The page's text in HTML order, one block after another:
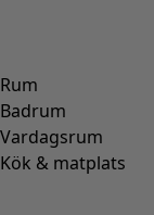
Rum
Badrum
Vardagsrum
Kök & matplats